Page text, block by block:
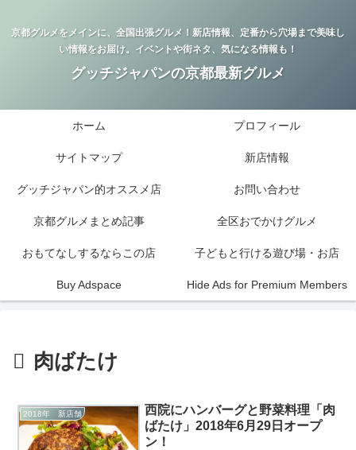
京都グルメをメインに、全国出張グルメ！新店情報、定番から穴場まで美味し
い情報をお届け。イベントや街ネタ、気になる情報も！
グッチジャパンの京都最新グルメ
ホーム プロフィール
サイトマップ 新店情報
グッチジャパン的オススメ店 お問い合わせ
京都グルメまとめ記事 全区おでかけグルメ
おもてなしするならこの店 子どもと行ける遊び場・お店
Buy Adspace Hide Ads for Premium Members
肉ばたけ
2018年 新店舗
西院にハンバーグと野菜料理「肉
ばたけ」2018年6月29日オープ
ン！